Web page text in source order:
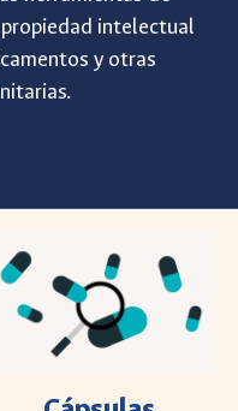
intelectual
y otras